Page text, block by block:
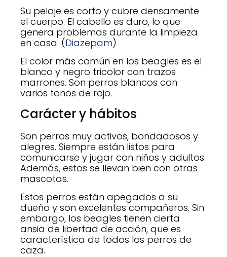
Su pelaje es corto y cubre densamente
el cuerpo. El cabello es duro, lo que
genera problemas durante la limpieza
en casa. (Diazepam)
El color más común en los beagles es el
blanco y negro tricolor con trazos
marrones. Son perros blancos con
varios tonos de rojo.
Carácter y hábitos
Son perros muy activos, bondadosos y
alegres. Siempre están listos para
comunicarse y jugar con niños y adultos.
Además, estos se llevan bien con otras
mascotas.
Estos perros están apegados a su
dueño y son excelentes compañeros. Sin
embargo, los beagles tienen cierta
ansia de libertad de acción, que es
característica de todos los perros de
caza.